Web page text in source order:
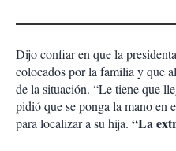
Dijo confiar en que la
colocados por la familia y que
de la situación. “Le tiene que
pidió que se ponga la mano en
para localizar a su hija. “La